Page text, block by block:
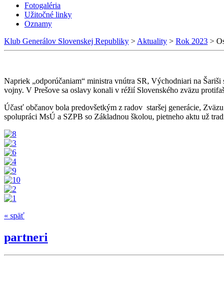
Fotogaléria
Užitočné linky
Oznamy
Klub Generálov Slovenskej Republiky > Aktuality > Rok 2023 >
Napriek „odporúčaniam“ ministra vnútra SR, Východniari na
vojny. V Prešove sa oslavy konali v réžií Slovenského zväzu
Účasť občanov bola predovšetkým z radov staršej generácie,
spolupráci MsÚ a SZPB so Základnou školou, pietneho aktu už
« späť
partneri